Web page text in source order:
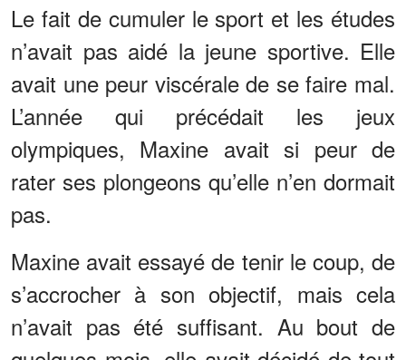
Le fait de cumuler le sport et les études
n’avait pas aidé la jeune sportive. Elle
avait une peur viscérale de se faire mal.
L’année qui précédait les jeux
olympiques, Maxine avait si peur de
rater ses plongeons qu’elle n’en dormait
pas.
Maxine avait essayé de tenir le coup, de
s’accrocher à son objectif, mais cela
n’avait pas été suffisant. Au bout de